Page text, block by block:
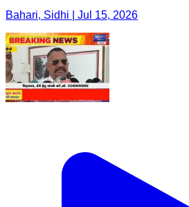
Bahari, Sidhi | Jul 15, 2026